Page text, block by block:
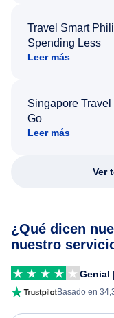
Travel Smart
Spending Less
Leer más
Singapore
Go
Leer más
Ver
¿Qué dicen
nuestro
Genial
Basado en